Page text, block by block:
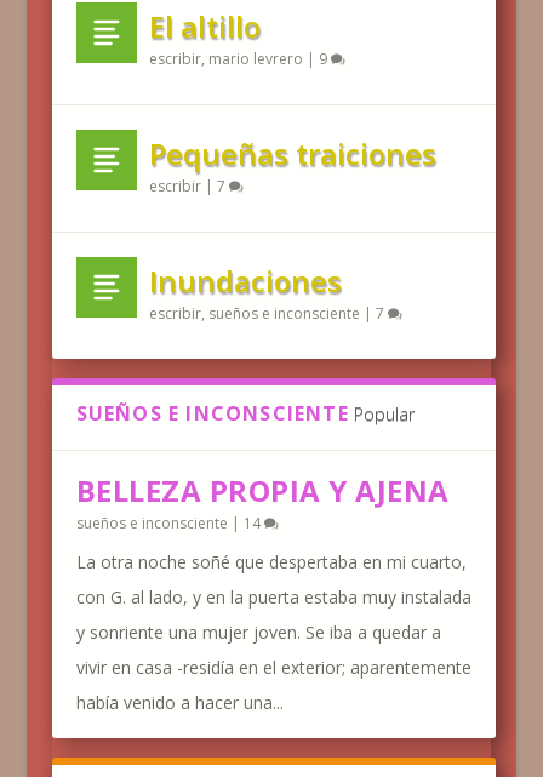
El altillo
escribir, mario levrero | 9
Pequeñas traiciones
escribir| 7
Inundaciones
escribir, sueños e inconsciente | 7
SUEÑOS E INCONSCIENTE Popular
BELLEZA PROPIA Y AJENA
sueños e inconsciente | 14
La otra noche soñé que despertaba en mi cuarto,
con G. al lado, y en la puerta estaba muy instalada
y sonriente una mujer joven. Se iba a quedar a
vivir en casa -residía en el exterior; aparentemente
había venido a hacer una...